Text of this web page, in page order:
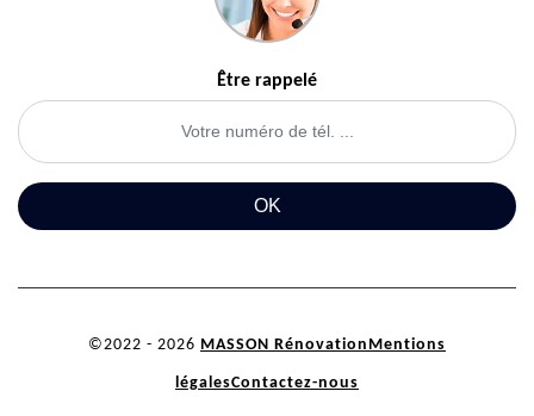
Être rappelé
©2022 - 2026 MASSON Rénovation Mentions
légalesContactez-nous